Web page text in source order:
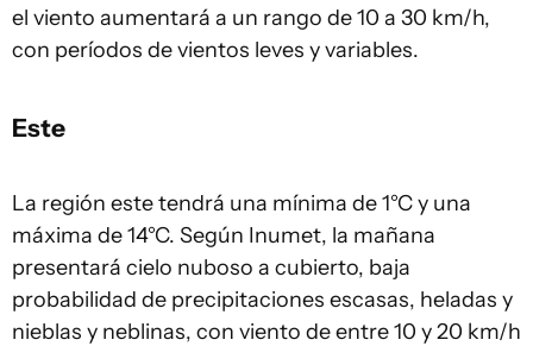
el viento aumentará a un rango de 10 a 30 km/h,
con períodos de vientos leves y variables.
Este
La región este tendrá una mínima de 1°C y una
máxima de 14°C. Según Inumet, la mañana
presentará cielo nuboso a cubierto, baja
probabilidad de precipitaciones escasas, heladas y
nieblas y neblinas, con viento de entre 10 y 20 km/h